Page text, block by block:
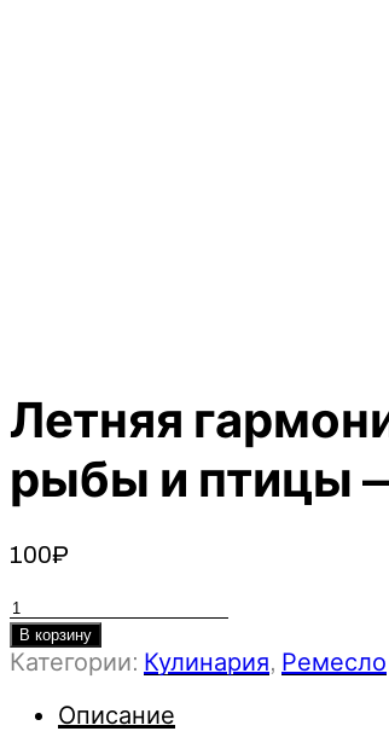
Летняя
рыбы и птицы
100₽
Количество
товара
Летняя
вкуса:
В корзину
Категории: Кулинария, Ремесло
Описание